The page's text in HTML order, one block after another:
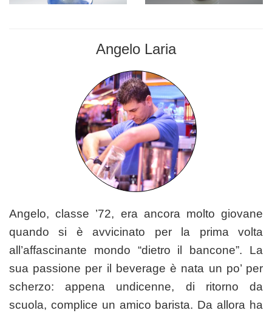
Angelo Laria
BARMAN
Angelo, classe ’72, era ancora molto giovane
quando si è avvicinato per la prima volta
all’affascinante mondo “dietro il bancone”. La
sua passione per il beverage è nata un po’ per
scherzo: appena undicenne, di ritorno da
scuola, complice un amico barista. Da allora ha